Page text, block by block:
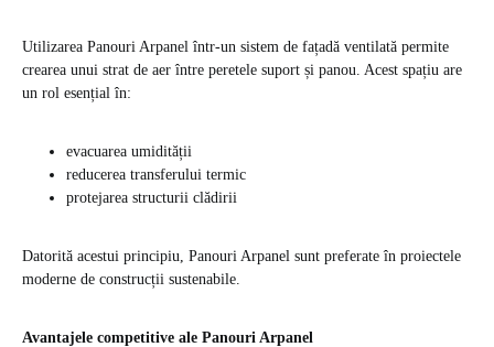
Utilizarea Panouri Arpanel într-un sistem de fațadă ventilată permite
crearea unui strat de aer între peretele suport și panou. Acest spațiu are
un rol esențial în:
evacuarea umidității
reducerea transferului termic
protejarea structurii clădirii
Datorită acestui principiu, Panouri Arpanel sunt preferate în proiectele
moderne de construcții sustenabile.
Avantajele competitive ale Panouri Arpanel